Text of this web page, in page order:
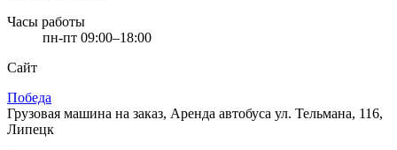
Часы работы
пн-пт 09:00–18:00
Сайт
Победа
Грузовая машина на заказ, Аренда автобуса ул. Тельмана, 116,
Липецк